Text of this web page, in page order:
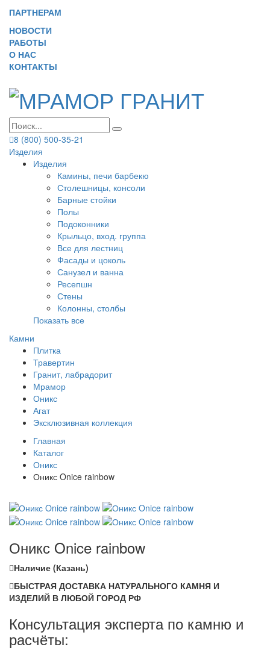
ПАРТНЕРАМ
НОВОСТИ
РАБОТЫ
О НАС
КОНТАКТЫ
8 (800) 500-35-21
Изделия
Изделия
Камины, печи барбекю
Столешницы, консоли
Барные стойки
Полы
Подоконники
Крыльцо, вход. группа
Все для лестниц
Фасады и цоколь
Санузел и ванна
Ресепшн
Стены
Колонны, столбы
Показать все
Камни
Плитка
Травертин
Гранит, лабрадорит
Мрамор
Оникс
Агат
Эксклюзивная коллекция
Главная
Каталог
Оникс
Оникс Onice rainbow
Оникс Onice rainbow
Наличие (Казань)
БЫСТРАЯ ДОСТАВКА НАТУРАЛЬНОГО КАМНЯ И
ИЗДЕЛИЙ В ЛЮБОЙ ГОРОД РФ
Консультация эксперта по камню и
расчёты: